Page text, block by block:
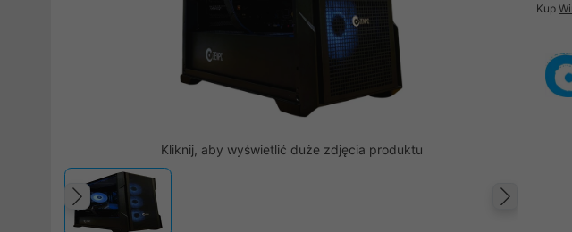
Kliknij, aby wyświetlić duże zdjęcia produktu
Poprzedni
Kup